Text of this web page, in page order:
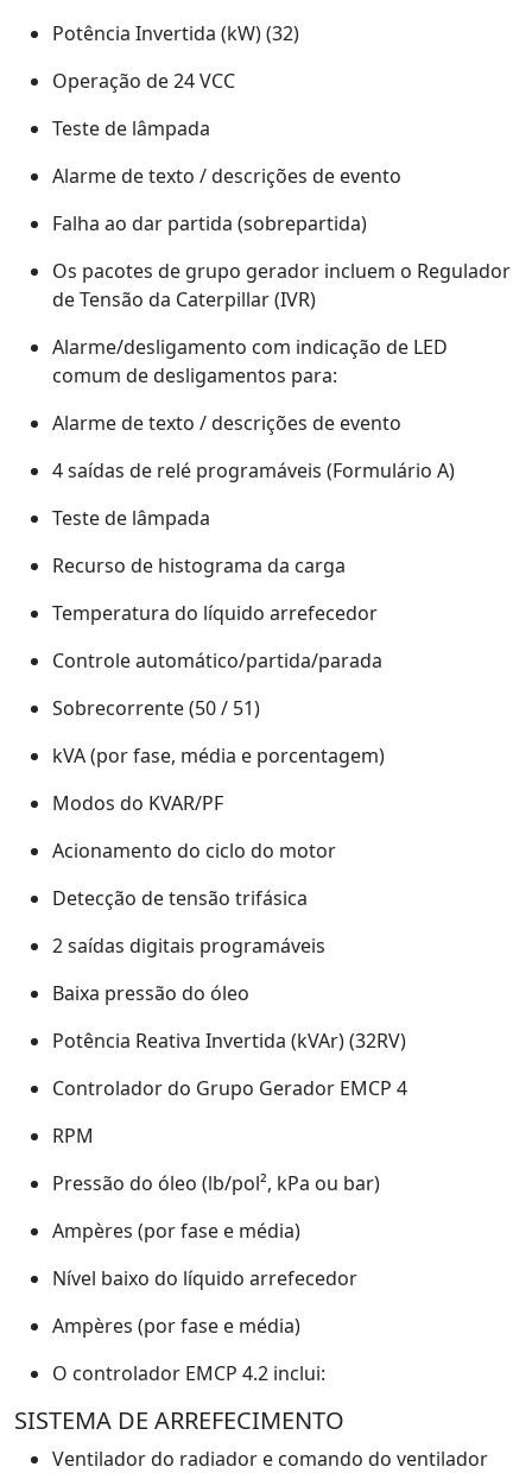
Potência Invertida (kW) (32)
Operação de 24 VCC
Teste de lâmpada
Alarme de texto / descrições de evento
Falha ao dar partida (sobrepartida)
Os pacotes de grupo gerador incluem o Regulador
de Tensão da Caterpillar (IVR)
Alarme/desligamento com indicação de LED
comum de desligamentos para:
Alarme de texto / descrições de evento
4 saídas de relé programáveis (Formulário A)
Teste de lâmpada
Recurso de histograma da carga
Temperatura do líquido arrefecedor
Controle automático/partida/parada
Sobrecorrente (50 / 51)
kVA (por fase, média e porcentagem)
Modos do KVAR/PF
Acionamento do ciclo do motor
Detecção de tensão trifásica
2 saídas digitais programáveis
Baixa pressão do óleo
Potência Reativa Invertida (kVAr) (32RV)
Controlador do Grupo Gerador EMCP 4
RPM
Pressão do óleo (lb/pol², kPa ou bar)
Ampères (por fase e média)
Nível baixo do líquido arrefecedor
Ampères (por fase e média)
O controlador EMCP 4.2 inclui:
SISTEMA DE ARREFECIMENTO
Ventilador do radiador e comando do ventilador